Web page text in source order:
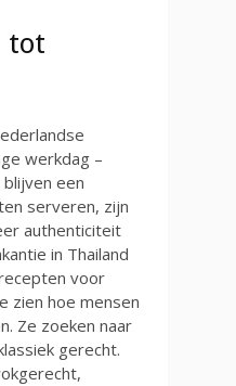
tot
werkdag –
een
serveren, zijn
authenticiteit
in Thailand
voor
zien hoe mensen
Ze zoeken naar
gerecht.